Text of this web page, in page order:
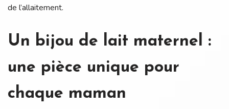
de l’allaitement.
Un bijou de lait maternel :
une pièce unique pour
chaque maman